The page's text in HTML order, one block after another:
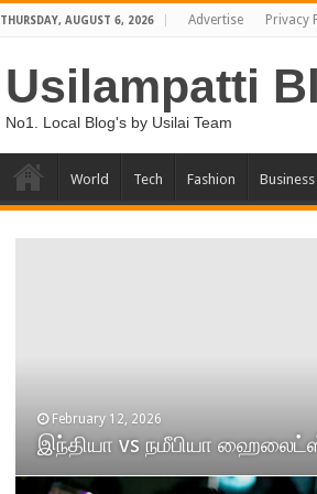
THURSDAY, AUGUST 6, 2026 Advertise Privacy
Usilampatti
No1. Local Blog's by Usilai Team
World Tech Fashion Business
February 12, 2026
இந்தியா vs நமீபியா
June 24, 2014
New! A Stain Remover